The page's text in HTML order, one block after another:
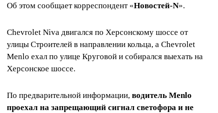
Об этом сообщает корреспондент «Новостей-N».
Chevrolet Niva двигался по Херсонскому шоссе от
улицы Строителей в направлении кольца, а Chevrolet
Menlo ехал по улице Круговой и собирался выехать на
Херсонское шоссе.
По предварительной информации, водитель Menlo
проехал на запрещающий сигнал светофора и не